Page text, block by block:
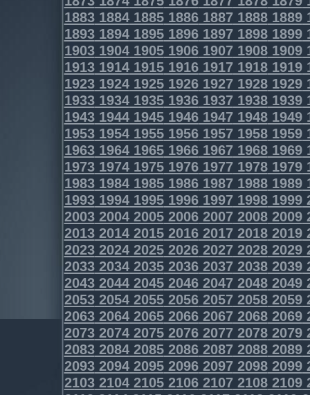
1883188418851886188718881889
1893189418951896189718981899
1903190419051906190719081909
1913191419151916191719181919
1923192419251926192719281929
1933193419351936193719381939
1943194419451946194719481949
1953195419551956195719581959
1963196419651966196719681969
1973197419751976197719781979
1983198419851986198719881989
1993199419951996199719981999
2003200420052006200720082009
2013201420152016201720182019
2023202420252026202720282029
2033203420352036203720382039
2043204420452046204720482049
2053205420552056205720582059
2063206420652066206720682069
2073207420752076207720782079
2083208420852086208720882089
2093209420952096209720982099
2103210421052106210721082109